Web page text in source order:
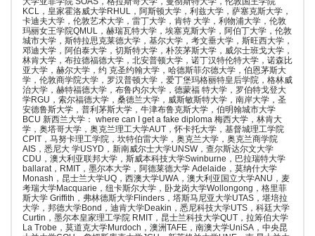
KCL，皇家霍洛威大学RHUL，阿斯顿大学，利兹大学，萨塞克斯大学，
卡迪夫大学，伦敦艺术大学，雷丁大学，肯特 大学，利物浦大学，伦敦
玛丽女王学院QMUL，赫瑞瓦特大学，埃塞克斯大学，阿伯丁大学，伦敦
城市大学，斯特拉思克莱德大学，基尔大学，考文垂大学，斯旺西大学，
邓迪大学，阿伯泰大学，切斯特大学，朴茨茅斯大学，威尔士班戈大学，
林肯大学，布拉德福德大学，北安普顿大学，诺丁汉特伦特大学，诺森比
亚大学，赫尔大学，约 克圣约翰大学，哈德斯菲尔德大学，伯恩茅斯大
学，伦敦商学院大学，罗汉普顿大学，爱丁堡玛格丽特皇后学院，格林威
治大学，赫特福德大学，布鲁内尔大学，德蒙福 特大学，罗伯特戈登大
学RGU，索尔福德大学，桑德兰大学，威斯敏斯特大学，南岸大学，圣
安德鲁斯大学，普利茅斯大学，牛津布鲁克斯大学，伯明翰城市大学
BCU 新西兰大学： where can I get a fake diploma 梅西大学，林肯大
学，奥塔哥大学，奥克兰理工大学AUT，怀卡托大学，基督城理工学院
CPIT，马努卡理工学院，坎特伯雷大学，奥克兰大学，奥克兰商学院
AIS，悉尼大 学USYD，新南威尔士大学UNSW，查尔斯达尔文大学
CDU，澳大利亚联邦大学，斯威本科技大学Swinburne，巴拉瑞特大学
ballarat，RMIT，墨尔本大学，阿德莱德大学 Adelaide，莫纳什大学
Monash，昆士兰大学UQ，西澳大学UWA，澳大利亚国立大学ANU，麦
考瑞大学Macquarie，纽卡斯尔大学，卧龙岗大学Wollongong，格里菲
斯大学 Griffith，弗林德斯大学Flinders，塔斯马尼亚大学UTAS，堪培拉
大学，邦德大学Bond，迪肯大学Deakin，悉尼科技大学UTS，科廷大学
Curtin，墨尔本皇家理工学院 RMIT，昆士兰科技大学QUT，拉筹伯大学
La Trobe，莫道克大学Murdoch，澳洲TAFE，南澳大学UniSA，中央昆